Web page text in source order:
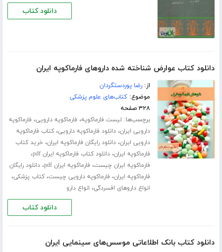
دانلود کتاب
دانلود کتاب عوارض شناخته شده داروهای فارماکوپه ایران
از:رضا پوردستگردان
موضوع:کتاب‌های علوم پزشکی
۳۲۸ صفحه
برچسب‌ها: لیست فارماکوپه، فارماکوپه دارویی، فارماکوپه
دارویی ایران،دانلود فارماکوپه دارویی،کتاب فارماکوپه
دارویی ایران،دانلود رایگان فارماکوپه ایران، خرید کتاب
فارماکوپه ایران،دانلود کتاب فارماکوپه ایران pdf ،
فارماکوپه ایران چیست، فارماکوپه ایران pdf ،دانلود رایگان
فارماکوپه ایران، فارماکوپه دارویی چیست،کتاب پزشکی،
انواع داروهای افسردگی، انواع دارو
دانلود کتاب
دانلود کتاب بانک اطلاعاتی موسس‌های سینمایی ایران